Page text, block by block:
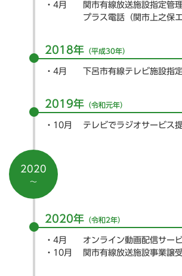
4月
関市有線放送施設指定管
プラス電話（関市上之保
2018年 （平成30年）
4月 下呂市有線テレビ施設指
2019年 （令和元年）
10月 テレビでラジオサービス
2020
～
2020年 （令和2年）
4月
オンライン動画配信サー
10月
関市有線放送施設事業譲